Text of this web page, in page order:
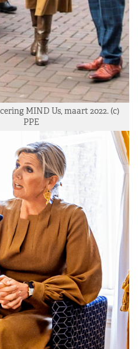
MIND Us, maart 2022. (c)
PPE